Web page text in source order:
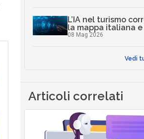
L’IA nel turismo
la mappa italiana
08 Mag 2026
Vedi
Articoli correlati